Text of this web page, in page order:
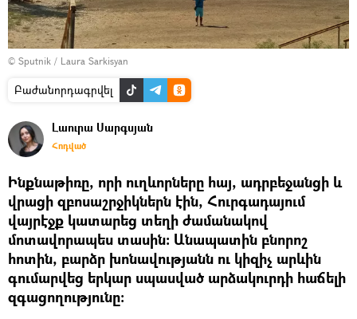
© Sputnik / Laura Sarkisyan
Բաժանորդագրվել
Լաուրա Սարգսյան
Հոդված
Ինքնաթիռը, որի ուղևորները հայ, ադրբեջանցի և
վրացի զբոսաշրջիկներն էին, Հուրգադայում
վայրէջք կատարեց տեղի ժամանակով
մոտավորապես տասին։ Անապատին բնորոշ
հոտին, բարձր խոնավությանն ու կիզիչ արևին
գումարվեց երկար սպասված արձակուրդի հաճելի
զգացողությունը։